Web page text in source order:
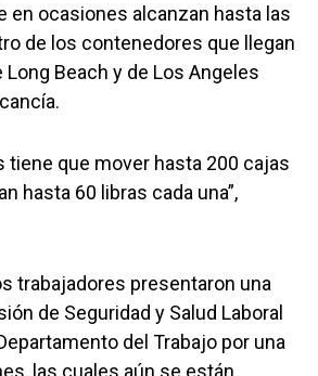
en ocasiones alcanzan hasta las
de los contenedores que llegan
Beach y de Los Angeles
tiene que mover hasta 200 cajas
hasta 60 libras cada una”,
trabajadores presentaron una
de Seguridad y Salud Laboral
del Trabajo por una
las cuales aún se están